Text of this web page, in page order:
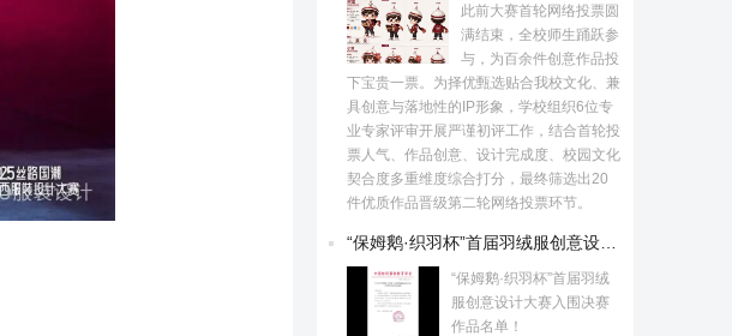
此前大赛首轮网络投票圆
满结束，全校师生踊跃参
与，为百余件创意作品投
下宝贵一票。为择优甄选贴合我校文化、兼
具创意与落地性的IP形象，学校组织6位专
业专家评审开展严谨初评工作，结合首轮投
票人气、作品创意、设计完成度、校园文化
契合度多重维度综合打分，最终筛选出20
件优质作品晋级第二轮网络投票环节。
“保姆鹅·织羽杯”首届羽绒
服创意设计大赛入围决赛
作品名单！